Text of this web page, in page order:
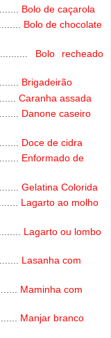
Bolo de caçarola
Bolo de chocolate
Bolo recheado
Brigadeirão
Caranha assada
Danone caseiro
Doce de cidra
Enformado de
Gelatina Colorida
Lagarto ao molho
Lagarto ou lombo
Lasanha com
Maminha com
Manjar branco